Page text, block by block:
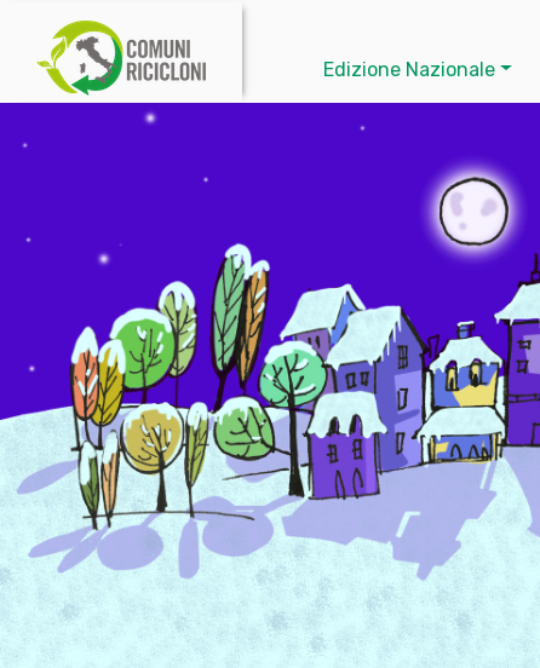
Edizione Nazionale